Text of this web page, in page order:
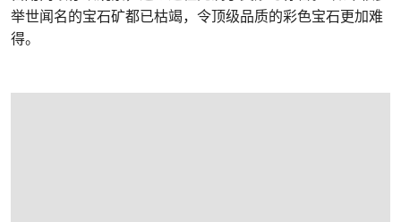
举世闻名的宝石矿都已枯竭，令顶级品质的彩色宝石更加难
得。